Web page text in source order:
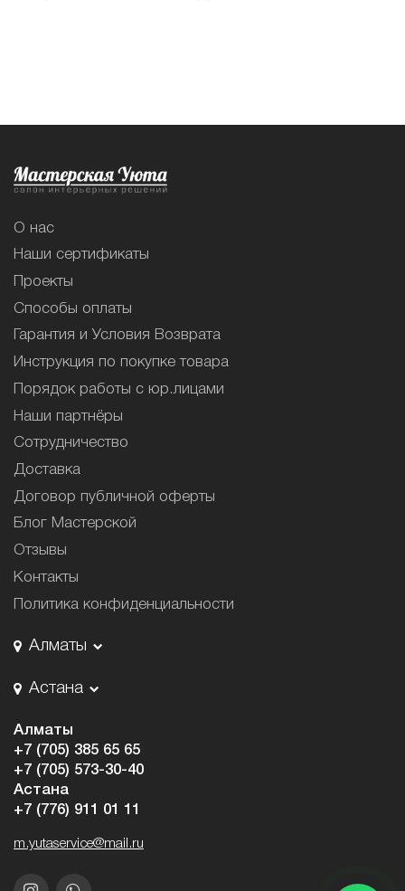
О нас
Наши сертификаты
Проекты
Способы оплаты
Гарантия и Условия Возврата
Инструкция по покупке товара
Порядок работы с юр.лицами
Наши партнёры
Сотрудничество
Доставка
Договор публичной оферты
Блог Мастерской
Отзывы
Контакты
Политика конфиденциальности
Алматы
Астана
Алматы
+7 (705) 385 65 65
+7 (705) 573-30-40
Астана
+7 (776) 911 01 11
m.yutaservice@mail.ru